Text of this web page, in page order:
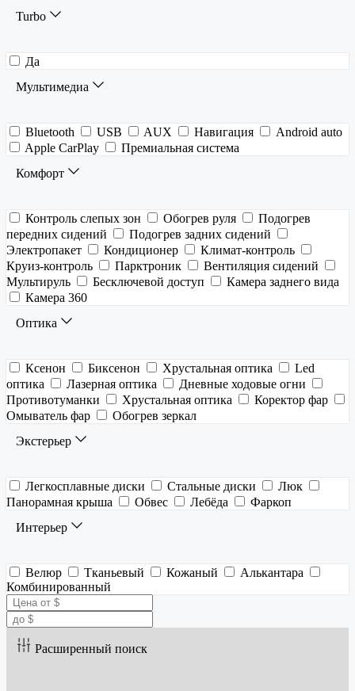
Turbo
Да
Мультимедиа
Bluetooth USB AUX Навигация
Android auto
Apple CarPlay
Премиальная система
Комфорт
Контроль слепых зон Обогрев руля
Подогрев
передних сидений
Подогрев задних сидений
Электропакет
Кондиционер
Климат-контроль
Круиз-контроль
Парктроник
Вентиляция сидений
Мультируль
Бесключевой доступ
Камера заднего вида
Камера 360
Оптика
Ксенон Биксенон Хрустальная оптика
Led
оптика
Лазерная оптика
Дневные ходовые огни
Противотуманки
Хрустальная оптика
Коректор фар
Омыватель фар
Обогрев зеркал
Экстерьер
Легкосплавные диски Стальные диски
Люк
Панорамная крыша
Обвес Лебёда
Фаркоп
Интерьер
Велюр Тканьевый Кожаный
Алькантара
Комбинированный
Расширенный поиск